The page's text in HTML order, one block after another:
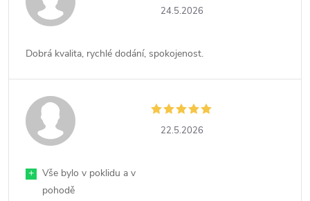
24.5.2026
Dobrá kvalita, rychlé dodání, spokojenost.
22.5.2026
+
Vše bylo v poklidu a v
pohodě